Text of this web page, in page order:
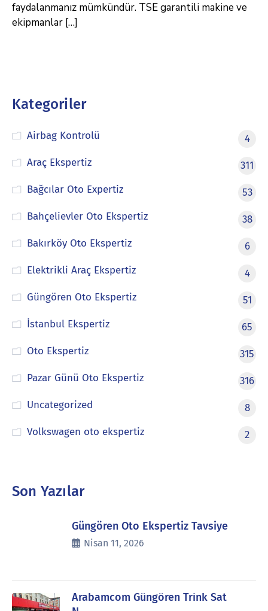
faydalanmanız mümkündür. TSE garantili makine ve
ekipmanlar […]
Kategoriler
Airbag Kontrolü
4
Araç Ekspertiz
311
Bağcılar Oto Expertiz
53
Bahçelievler Oto Ekspertiz
38
Bakırköy Oto Ekspertiz
6
Elektrikli Araç Ekspertiz
4
Güngören Oto Ekspertiz
51
İstanbul Ekspertiz
65
Oto Ekspertiz
315
Pazar Günü Oto Ekspertiz
316
Uncategorized
8
Volkswagen oto ekspertiz
2
Son Yazılar
Güngören Oto Ekspertiz Tavsiye
Nisan 11, 2026
Arabamcom Güngören Trink Sat